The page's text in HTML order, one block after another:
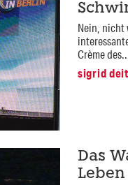
Nein, nicht
Crème
sigrid
Das
Leben